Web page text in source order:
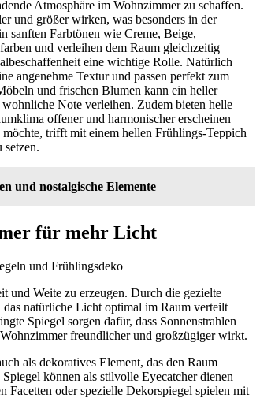
Atmosphäre im Wohnzimmer zu schaffen.
und größer wirken, was besonders in der
sanften Farbtönen wie Creme, Beige,
und verleihen dem Raum gleichzeitig
eine wichtige Rolle. Natürlich
angenehme Textur und passen perfekt zum
und frischen Blumen kann ein heller
Note verleihen. Zudem bieten helle
offener und harmonischer erscheinen
trifft mit einem hellen Frühlings-Teppich
setzen.
und nostalgische Elemente
für mehr Licht
und Weite zu erzeugen. Durch die gezielte
natürliche Licht optimal im Raum verteilt
Spiegel sorgen dafür, dass Sonnenstrahlen
freundlicher und großzügiger wirkt.
als dekoratives Element, das den Raum
können als stilvolle Eyecatcher dienen
oder spezielle Dekorspiegel spielen mit